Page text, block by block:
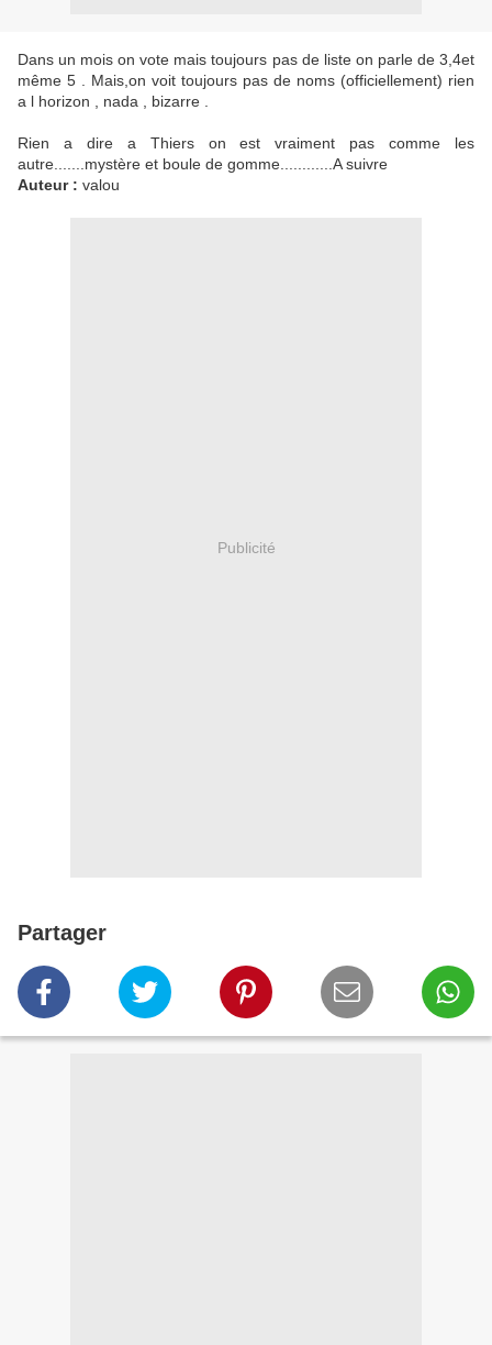
Dans un mois on vote mais toujours pas de liste on parle de 3,4et
même 5 . Mais,on voit toujours pas de noms (officiellement) rien
a l horizon , nada , bizarre .
Rien a dire a Thiers on est vraiment pas comme les
autre.......mystère et boule de gomme............A suivre
Auteur : valou
Publicité
Partager